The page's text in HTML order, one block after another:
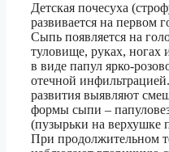
Детская почесуха
развивается на первом
Сыпь появляется на
туловище, руках, ногах
в виде папул ярко-
отечной
развития выявляют
формы сыпи –
(пузырьки на верхушке
При продолжительном